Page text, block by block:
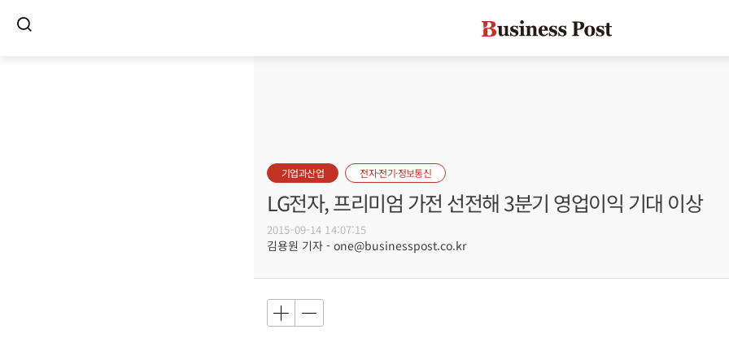
기업과산업 전자·전기·정보통신
LG전자, 프리미엄 가전 선전해 3분기 영업이익 기대 이상
2015-09-14 14:07:15
김용원 기자 - one@businesspost.co.kr